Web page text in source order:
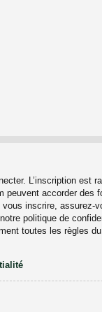
L’inscription est
peuvent accorder des
inscrire, assurez-
politique de
toutes les règles